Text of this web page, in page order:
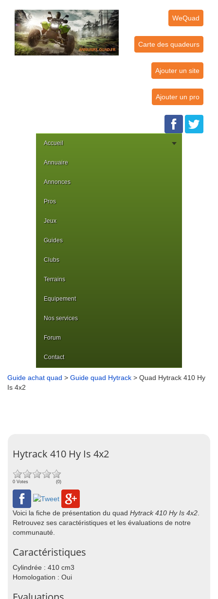
WeQuad
Carte des quadeurs
Ajouter un site
Ajouter un pro
Accueil
Annuaire
Annonces
Pros
Jeux
Guides
Clubs
Terrains
Equipement
Nos services
Forum
Contact
Guide achat quad > Guide quad Hytrack > Quad Hytrack 410 Hy
Is 4x2
Hytrack 410 Hy Is 4x2
0 Votes (0)
Voici la fiche de présentation du quad Hytrack 410 Hy Is 4x2
Retrouvez ses caractéristiques et les évaluations de notre
communauté.
Caractéristiques
Cylindrée : 410 cm3
Homologation : Oui